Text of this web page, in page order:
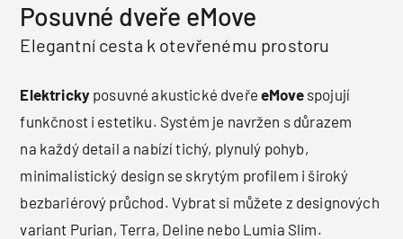
Posuvné dveře eMove
Elegantní cesta k otevřenému prostoru
Elektricky posuvné akustické dveře eMovespojují
funkčnost i estetiku. Systém je navržen s důrazem
na každý detail a nabízí tichý, plynulý pohyb,
minimalistický design se skrytým profilem i široký
bezbariérový průchod. Vybrat si můžete z designových
variant Purian, Terra, Deline nebo Lumia Slim.